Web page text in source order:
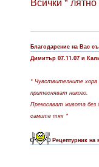
Благодарение на Вас
Димитър 07.11.07 и
* Чувствителните
притесняват никого.
Прекосяват живота
самите тях *
Рецептурник на